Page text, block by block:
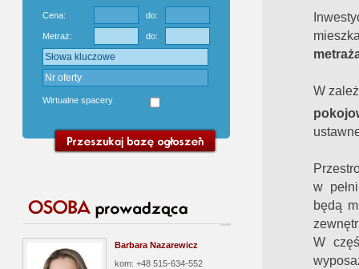
Cena: do:
Metraż: do:
Wirtualne spacery
Barbara Nazarewicz
kom: +48 515-634-552
W
w
będą
W